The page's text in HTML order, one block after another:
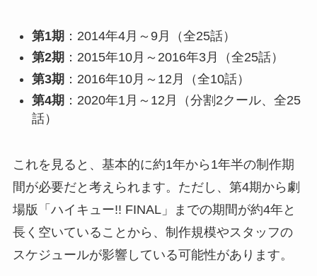
第1期 ：2014年4月～9月（全25話）
第2期 ：2015年10月～2016年3月（全25話）
第3期 ：2016年10月～12月（全10話）
第4期 ：2020年1月～12月（分割2クール、全25
話）
これを見ると、基本的に約1年から1年半の制作期
間が必要だと考えられます。ただし、第4期から劇
場版「ハイキュー!! FINAL」までの期間が約4年と
長く空いていることから、制作規模やスタッフの
スケジュールが影響している可能性があります。